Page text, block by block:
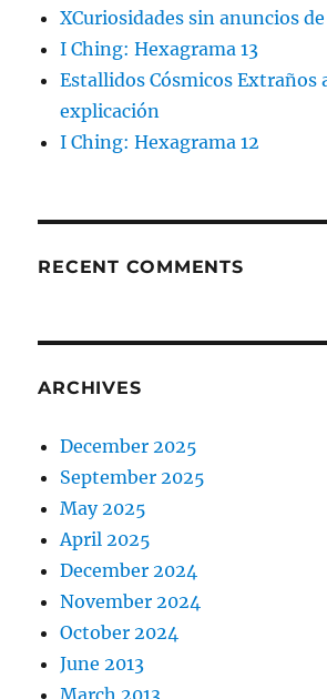
XCuriosidades sin anuncios
I Ching: Hexagrama 13
Estallidos Cósmicos Extraños
explicación
I Ching: Hexagrama 12
RECENT COMMENTS
ARCHIVES
December 2025
September 2025
May 2025
April 2025
December 2024
November 2024
October 2024
June 2013